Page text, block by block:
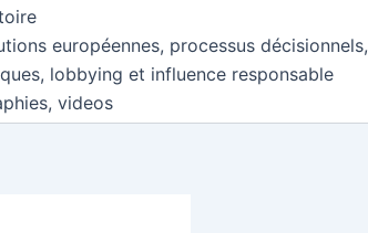
européennes, processus décisionnels,
lobbying et influence responsable
videos